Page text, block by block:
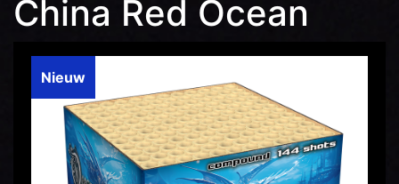
China Red Ocean
Nieuw